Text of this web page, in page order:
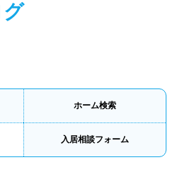
ホーム検索
入居相談フォーム